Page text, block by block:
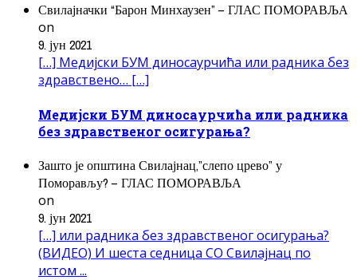
Свилајначки “Барон Минхаузен” – ГЛАС ПОМОРАВЉА
on
9. јун 2021
[…] Медијски БУМ диносаурчића или радника без
здравствено… […]
Медијски БУМ диносаурчића или радника
без здравственог осигурања?
Зашто је општина Свилајнац,”слепо црево” у
Поморављу? – ГЛАС ПОМОРАВЉА
on
9. јун 2021
[…] или радника без здравственог осигурања?
(ВИДЕО) И шеста седница СО Свилајнац по
истом ...